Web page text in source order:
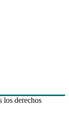
los derechos